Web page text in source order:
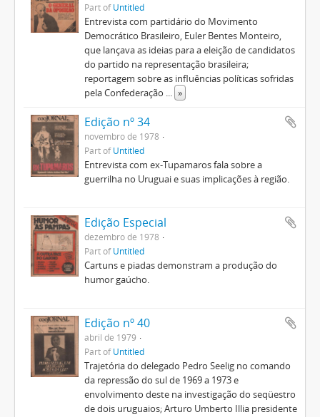
Part ofUntitled
Entrevista com partidário do Movimento
Democrático Brasileiro, Euler Bentes Monteiro,
que lançava as ideias para a eleição de candidatos
do partido na representação brasileira;
reportagem sobre as influências políticas sofridas
pela Confederação
»
Edição nº 34
novembro de 1978
Part ofUntitled
Entrevista com ex-Tupamaros fala sobre a
guerrilha no Uruguai e suas implicações à região.
Edição Especial
dezembro de 1978
Part ofUntitled
Cartuns e piadas demonstram a produção do
humor gaúcho.
Edição nº 40
abril de 1979
Part ofUntitled
Trajetória do delegado Pedro Seelig no comando
da repressão do sul de 1969 a 1973 e
envolvimento deste na investigação do seqüestro
de dois uruguaios; Arturo Umberto Illia presidente